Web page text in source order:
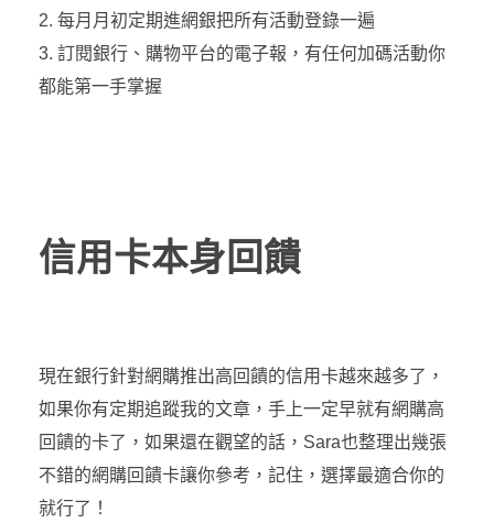
每月月初定期進網銀把所有活動登錄一遍
訂閱銀行、購物平台的電子報，有任何加碼活動你
都能第一手掌握
信用卡本身回饋
現在銀行針對網購推出高回饋的信用卡越來越多了，
如果你有定期追蹤我的文章，手上一定早就有網購高
回饋的卡了，如果還在觀望的話，Sara也整理出幾張
不錯的網購回饋卡讓你參考，記住，選擇最適合你的
就行了！